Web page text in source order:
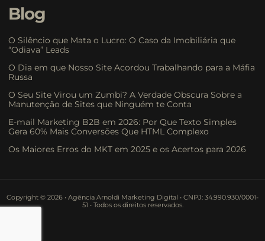
Blog
O Silêncio que Mata o Lucro: O Caso da Imobiliária que
“Odiava” Leads
O Dia em que Nosso Site Acordou Trabalhando para a Máfia
Russa
O Seu Site Virou um Zumbi? A Verdade Obscura Sobre a
Manutenção de Sites que Ninguém te Conta
E-mail Marketing B2B em 2026: Por Que Texto Simples
Gera 60% Mais Conversões Que HTML Complexo
Os Maiores Erros do MKT em 2025 e os Acertos para 2026
Copyright © 2026 • Agência Arnoldi Marketing Digital • CNPJ: 34.990.930/0001-
51 • Todos os direitos reservados.